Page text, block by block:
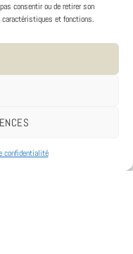
consentir ou de retirer son
et fonctions.
confidentialité